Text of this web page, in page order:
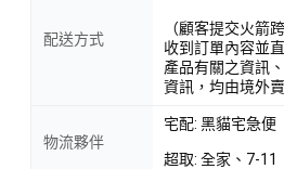
配送方式
（顧客提交火箭
收到訂單內容並
產品有關之資訊
資訊，均由境外賣
物流夥伴
宅配: 黑貓宅急便
超取: 全家、7-11